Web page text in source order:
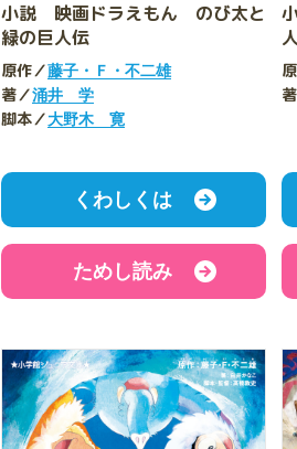
小説 映画ドラえもん のび太と
緑の巨人伝
原作／藤子・Ｆ・不二雄
著／涌井 学
脚本／大野木 寛
くわしくは
ためし読み